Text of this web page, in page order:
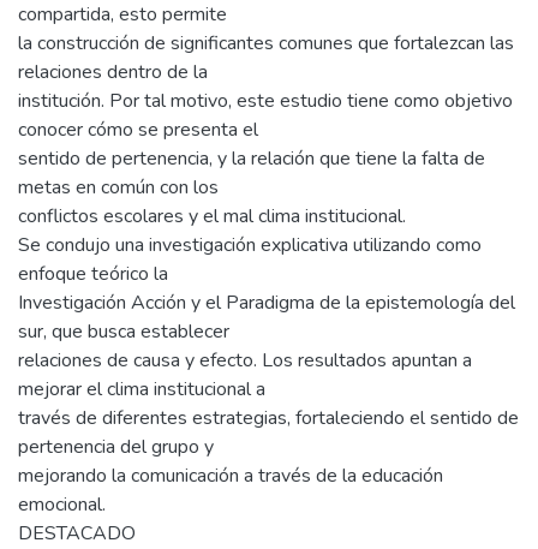
compartida, esto permite
la construcción de significantes comunes que fortalezcan las
relaciones dentro de la
institución. Por tal motivo, este estudio tiene como objetivo
conocer cómo se presenta el
sentido de pertenencia, y la relación que tiene la falta de
metas en común con los
conflictos escolares y el mal clima institucional.
Se condujo una investigación explicativa utilizando como
enfoque teórico la
Investigación Acción y el Paradigma de la epistemología del
sur, que busca establecer
relaciones de causa y efecto. Los resultados apuntan a
mejorar el clima institucional a
través de diferentes estrategias, fortaleciendo el sentido de
pertenencia del grupo y
mejorando la comunicación a través de la educación
emocional.
DESTACADO